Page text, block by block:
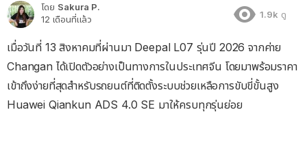
โดย Sakura P.
12 เดือนที่แล้ว
1.9k ดู
เมื่อวันที่ 13 สิงหาคมที่ผ่านมา Deepal L07 รุ่นปี 2026 จากค่าย
Changan ได้เปิดตัวอย่างเป็นทางการในประเทศจีน โดยมาพร้อมราคา
เข้าถึงง่ายที่สุดสำหรับรถยนต์ที่ติดตั้งระบบช่วยเหลือการขับขี่ขั้นสูง
Huawei Qiankun ADS 4.0 SE มาให้ครบทุกรุ่นย่อย